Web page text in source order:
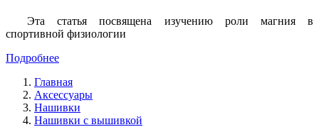
Эта статья посвящена изучению роли магния в
спортивной физиологии
Подробнее
Главная
Аксессуары
Нашивки
Нашивки с вышивкой